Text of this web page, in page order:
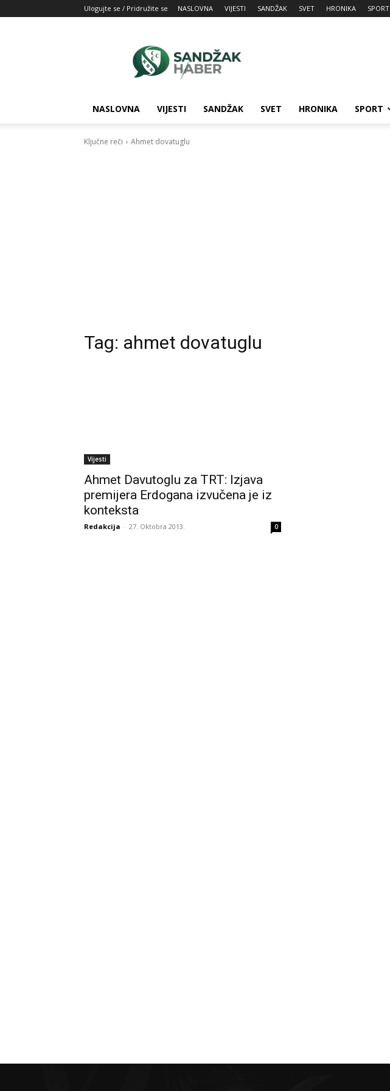
Ulogujte se / Pridružite se NASLOVNA VIJESTI SANDŽAK SVET HRONIKA SPORT
Vaš
izvor
NASLOVNA VIJESTI SANDŽAK SVET HRONIKA SPORT
Ključne reči Ahmet dovatuglu
Tag: ahmet dovatuglu
Vijesti
Ahmet Davutoglu za TRT: Izjava
premijera Erdogana izvučena je iz
konteksta
Redakcija - 27. Oktobra 2013. 0